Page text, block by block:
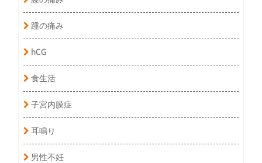
踵の痛み
hCG
食生活
子宮内膜症
耳鳴り
男性不妊